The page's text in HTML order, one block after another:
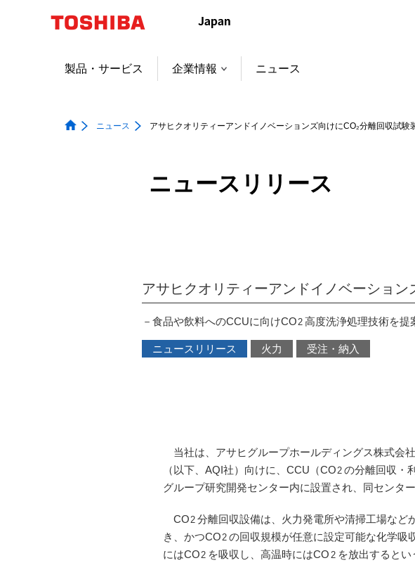
ャ
製品・サービス 企業情報 ニュース
ニュース アサヒクオリティーアンドイノベーションズ向けにCO₂分離回収試験
ニュースリリース
アサヒクオリティーアンドイノベーション
－食品や飲料へのCCUに向けCO2 高度洗浄処理技術を提
ニュースリリース 火力 受注・納入
当社は、アサヒグループホールディングス株式会
（以下、AQI社）向けに、CCU（CO2 の分離回収・
グループ研究開発センター内に設置され、同センタ
CO2 分離回収設備は、火力発電所や清掃工場など
き、かつCO2 の回収規模が任意に設定可能な化学吸
にはCO2 を吸収し、高温時にはCO 2 を放出すると